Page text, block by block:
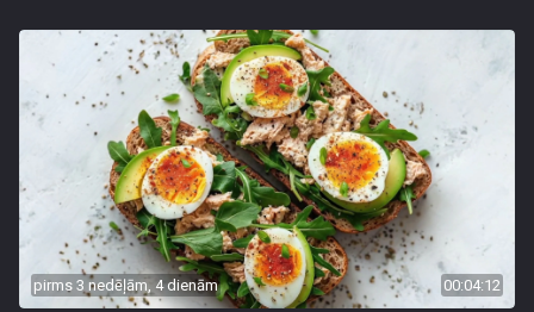
pirms 3 nedēļām, 4 dienām 00:04:12